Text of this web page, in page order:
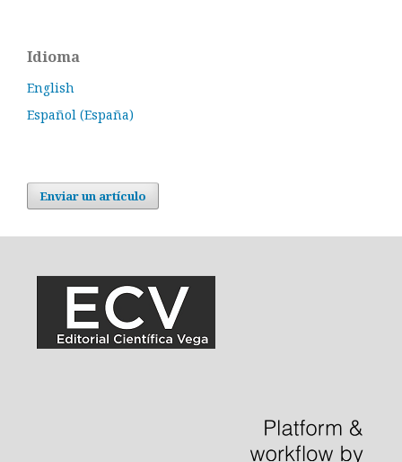
Idioma
English
Español (España)
Enviar un artículo